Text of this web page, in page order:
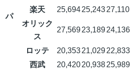
パ
楽天
25,69425,24327,110
オリック
ス
27,56923,18924,136
ロッテ 20,35321,02922,833
西武
20,42020,93825,989